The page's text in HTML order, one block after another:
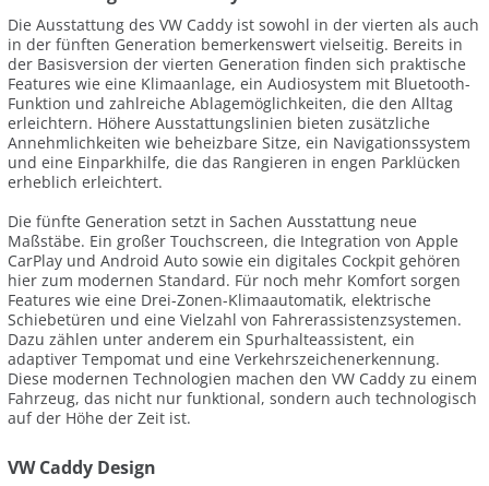
Die Ausstattung des VW Caddy ist sowohl in der vierten als auch
in der fünften Generation bemerkenswert vielseitig. Bereits in
der Basisversion der vierten Generation finden sich praktische
Features wie eine Klimaanlage, ein Audiosystem mit Bluetooth-
Funktion und zahlreiche Ablagemöglichkeiten, die den Alltag
erleichtern. Höhere Ausstattungslinien bieten zusätzliche
Annehmlichkeiten wie beheizbare Sitze, ein Navigationssystem
und eine Einparkhilfe, die das Rangieren in engen Parklücken
erheblich erleichtert.
Die fünfte Generation setzt in Sachen Ausstattung neue
Maßstäbe. Ein großer Touchscreen, die Integration von Apple
CarPlay und Android Auto sowie ein digitales Cockpit gehören
hier zum modernen Standard. Für noch mehr Komfort sorgen
Features wie eine Drei-Zonen-Klimaautomatik, elektrische
Schiebetüren und eine Vielzahl von Fahrerassistenzsystemen.
Dazu zählen unter anderem ein Spurhalteassistent, ein
adaptiver Tempomat und eine Verkehrszeichenerkennung.
Diese modernen Technologien machen den VW Caddy zu einem
Fahrzeug, das nicht nur funktional, sondern auch technologisch
auf der Höhe der Zeit ist.
VW Caddy Design